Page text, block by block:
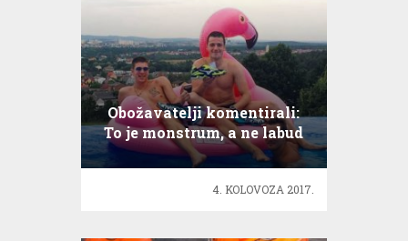
Obožavatelji komentirali:
To je monstrum, a ne labud
4. KOLOVOZA 2017.